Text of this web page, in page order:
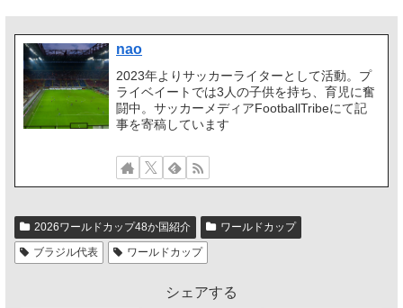
nao
2023年よりサッカーライターとして活動。プ
ライベイートでは3人の子供を持ち、育児に奮
闘中。サッカーメディアFootballTribeにて記
事を寄稿しています
2026ワールドカップ48か国紹介
ワールドカップ
ブラジル代表
ワールドカップ
シェアする